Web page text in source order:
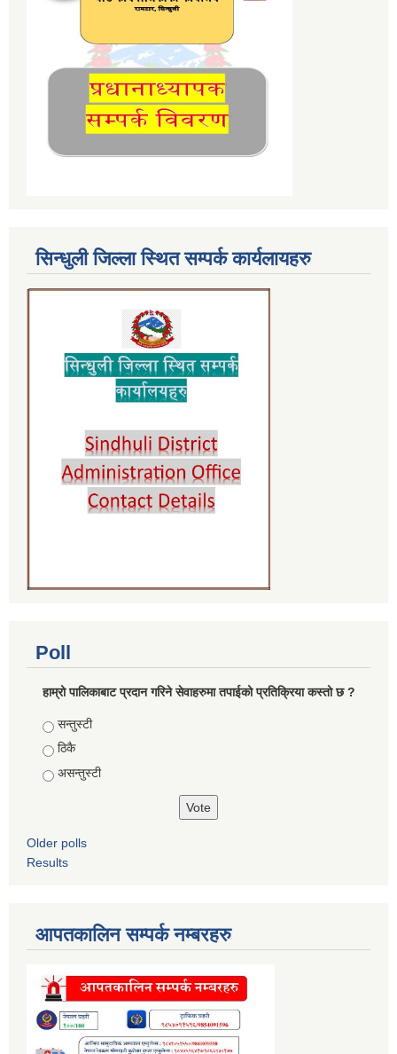
सिन्धुली जिल्ला स्थित सम्पर्क कार्यलायहरु
Poll
हाम्रो पालिकाबाट प्रदान गरिने सेवाहरुमा तपाईको प्रतिक्रिया कस्तो छ ?
Choices
सन्तुस्टी
ठिकै
असन्तुस्टी
Older polls
Results
आपतकालिन सम्पर्क नम्बरहरु